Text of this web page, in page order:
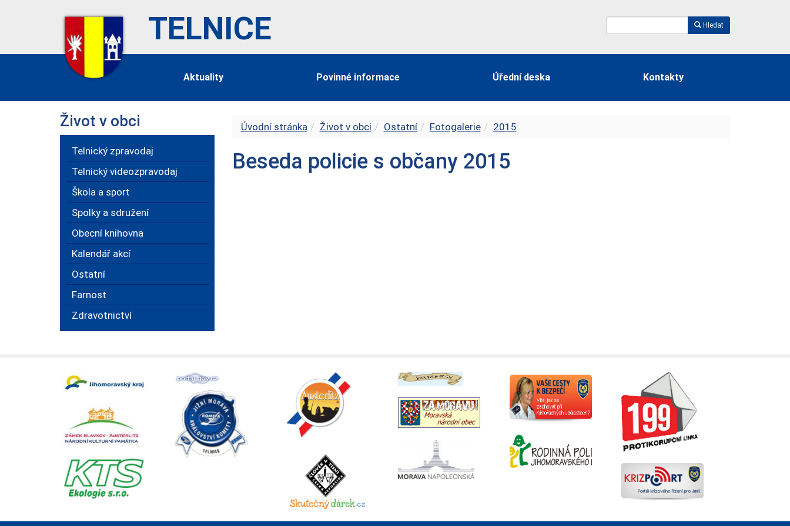
TELNICE Hledat
Aktuality Povinné informace Úřední deska Kontakty
Život v obci
Telnický zpravodaj
Telnický videozpravodaj
Škola a sport
Spolky a sdružení
Obecní knihovna
Kalendář akcí
Ostatní
Farnost
Zdravotnictví
Úvodní stránka Život v obci Ostatní Fotogalerie 2015
Beseda policie s občany 2015